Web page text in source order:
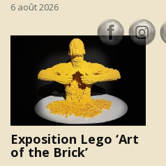
6 août 2026
Exposition Lego ‘Art
of the Brick’